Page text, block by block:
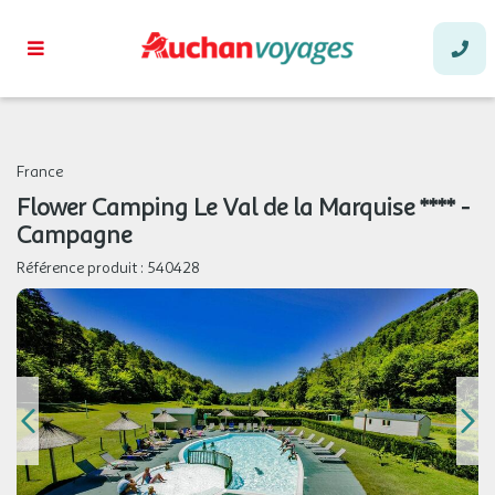
France
Flower Camping Le Val de la Marquise **** -
Campagne
Référence produit : 540428